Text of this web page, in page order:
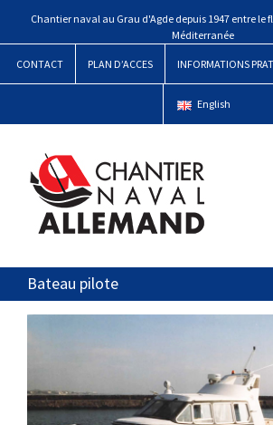
Chantier naval au Grau d'Agde depuis 1947 entre le
Méditerranée
CONTACT PLAN D’ACCES INFORMATIONS
English
Bateau pilote